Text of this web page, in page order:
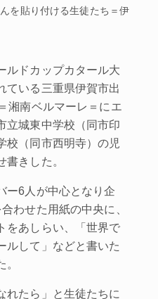
を貼り付ける生徒たち＝伊
ドカップカタール大
ている三重県伊賀市出
湘南ベルマーレ＝にエ
立城東中学校（同市印
校（同市西明寺）の児
きした。
6人が中心となり企
わせた用紙の中央に、
をあしらい、「世界で
ルして」などと書いた
たら」と生徒たちに